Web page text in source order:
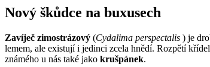
Nový škůdce na buxusech
Zavíječ zimostrázový (Cydalima perspectalis ) je
lemem, ale existují i jedinci zcela hnědí. Rozpětí
známého u nás také jako krušpánek.